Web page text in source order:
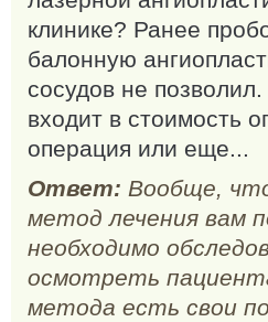
клинике? Ранее
балонную
сосудов не
входит в стоимость
операция или еще...
Ответ: Вообще,
метод лечения вам
необходимо
осмотреть
метода есть свои